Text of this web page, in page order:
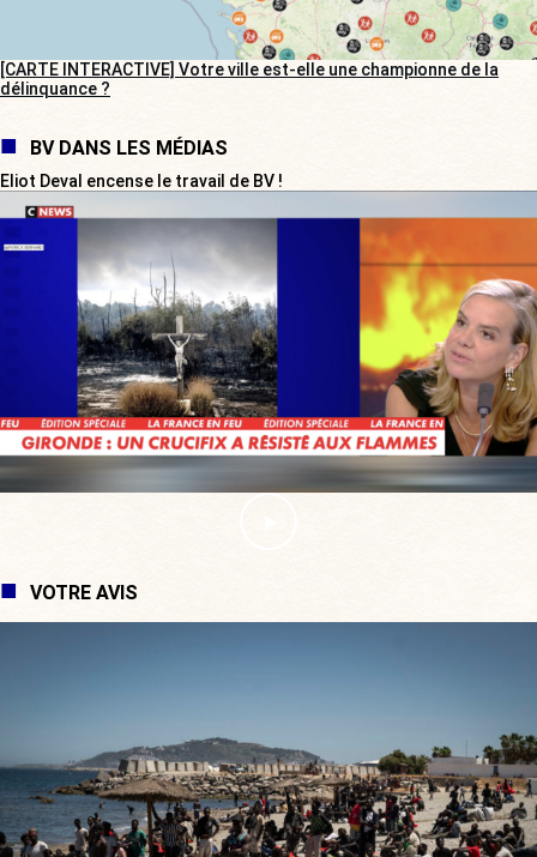
[CARTE INTERACTIVE] Votre ville est-elle une championne de la
délinquance ?
BV DANS LES MÉDIAS
Eliot Deval encense le travail de BV !
VOTRE AVIS